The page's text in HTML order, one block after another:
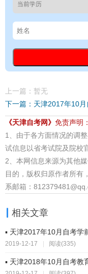
上一篇：暂无
下一篇：天津2017年10
《天津自考网》 免责声明：
1、由于各方面情况的调
试信息以省考试院及院校
2、本网信息来源为其他
目的，版权归原作者所有
系邮箱：
相关文章
▪ 天津2017年10月自考学
2019-12-17 | 阅读(335)
▪ 天津2018年10月自考教